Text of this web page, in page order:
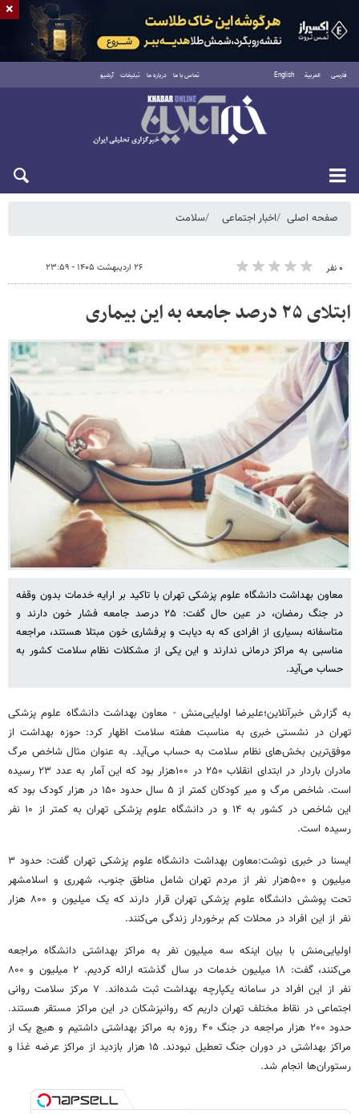
فارسی العربية English تماس با ما درباره ما تبلیغات آرشیو
شنبه ۱۷ مرداد ۱۴۰۵
صفحه اصلی اخبار اجتماعی سلامت
۰ نفر ۲۶ اردیبهشت ۱۴۰۵ - ۲۳:۵۹
ابتلای ۲۵ درصد جامعه به این بیماری
معاون بهداشت دانشگاه علوم پزشکی تهران با تاکید بر ارایه خدمات بدون وقفه
در جنگ رمضان، در عین حال گفت: ۲۵ درصد جامعه فشار خون دارند و
متاسفانه بسیاری از افرادی که به دیابت و پرفشاری خون مبتلا هستند، مراجعه
مناسبی به مراکز درمانی ندارند و این یکی از مشکلات نظام سلامت کشور به
حساب می‌آید.
به گزارش خبرآنلاین؛علیرضا اولیایی‌منش‌ - معاون بهداشت دانشگاه علوم پزشکی
تهران در نشستی خبری به مناسبت هفته سلامت اظهار کرد: حوزه بهداشت از
موفق‌ترین بخش‌های نظام سلامت به حساب می‌آید. به عنوان مثال شاخص مرگ
مادران باردار در ابتدای انقلاب ۲۵۰ در ۱۰۰هزار بود که این آمار به عدد ۲۳ رسیده
است. شاخص مرگ و میر کودکان کمتر از ۵ سال حدود ۱۵۰ در هزار کودک بود که
این شاخص در کشور به ۱۴ و در دانشگاه علوم پزشکی تهران به کمتر از ۱۰ نفر
رسیده است.
ایسنا در خبری نوشت:معاون بهداشت دانشگاه علوم پزشکی تهران گفت: حدود ۳
میلیون و ۵۰۰هزار نفر از مردم تهران شامل مناطق جنوب، شهرری و اسلامشهر
تحت پوشش دانشگاه علوم پزشکی تهران قرار دارند که یک میلیون و ۸۰۰ هزار
نفر از این افراد در محلات کم برخوردار زندگی می‌کنند.
اولیایی‌منش با بیان اینکه سه میلیون نفر به مراکز بهداشتی دانشگاه مراجعه
می‌کنند، گفت: ۱۸ میلیون خدمات در سال گذشته ارائه کردیم. ۲ میلیون و ۸۰۰
نفر از این افراد در سامانه یکپارچه بهداشت ثبت شده‌اند. ۷ مرکز سلامت روانی
اجتماعی در نقاط مختلف تهران داریم که روانپزشکان در این مراکز مستقر هستند.
حدود ۲۰۰ هزار مراجعه در جنگ ۴۰ روزه به مراکز بهداشتی داشتیم و هیچ یک از
مراکز بهداشتی در دوران جنگ تعطیل نبودند. ۱۵ هزار بازدید از مراکز عرضه غذا و
رستوران‌ها انجام شد.
×